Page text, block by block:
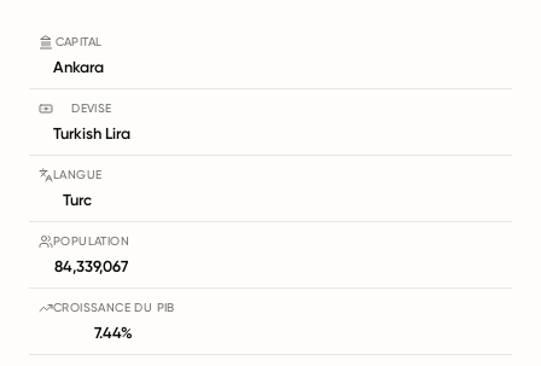
CAPITAL
Ankara
DEVISE
Turkish Lira
LANGUE
Turc
POPULATION
84,339,067
CROISSANCE DU PIB
7.44%